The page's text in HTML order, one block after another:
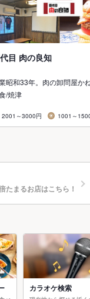
目 肉の良知
昭和33年。肉の卸問屋か
/焼津
2001～3000円 1001～
たまるお店はこちら！
カラオケ検索